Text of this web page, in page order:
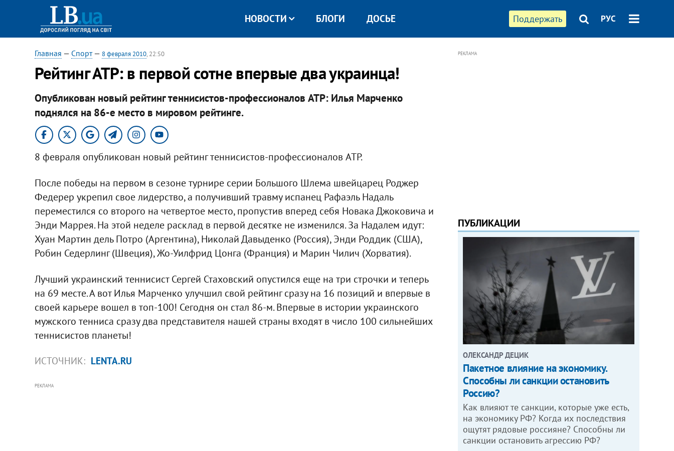
Поддержать РУС
НОВОСТИ БЛОГИ ДОСЬЕ
Главная — Спорт— 8 февраля 2010, 22:50
Рейтинг АТР: в первой сотне впервые два украинца!
Опубликован новый рейтинг теннисистов-профессионалов ATP: Илья Марченко
поднялся на 86-е место в мировом рейтинге.
8 февраля опубликован новый рейтинг теннисистов-профессионалов ATP.
После победы на первом в сезоне турнире серии Большого Шлема швейцарец Роджер
Федерер укрепил свое лидерство, а получивший травму испанец Рафаэль Надаль
переместился со второго на четвертое место, пропустив вперед себя Новака Джоковича и
Энди Маррея. На этой неделе расклад в первой десятке не изменился. За Надалем идут:
Хуан Мартин дель Потро (Аргентина), Николай Давыденко (Россия), Энди Роддик (США),
Робин Седерлинг (Швеция), Жо-Уилфрид Цонга (Франция) и Марин Чилич (Хорватия).
Лучший украинский теннисист Сергей Стаховский опустился еще на три строчки и теперь
на 69 месте. А вот Илья Марченко улучшил свой рейтинг сразу на 16 позиций и впервые в
своей карьере вошел в топ-100! Сегодня он стал 86-м. Впервые в истории украинского
мужского тенниса сразу два представителя нашей страны входят в число 100 сильнейших
теннисистов планеты!
ИСТОЧНИК: LENTA.RU
РЕКЛАМА
РЕКЛАМА
ПУБЛИКАЦИИ
ОЛЕКСАНДР ДЕЦИК
Пакетное влияние на экономику.
Способны ли санкции остановить
Россию?
Как влияют те санкции, которые уже есть,
на экономику РФ? Когда их последствия
ощутят рядовые россияне? Способны ли
санкции остановить агрессию РФ?